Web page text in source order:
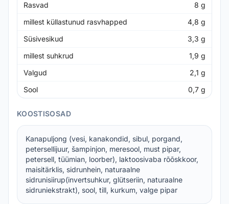
Rasvad
8 g
millest küllastunud rasvhapped
4,8 g
Süsivesikud
3,3 g
millest suhkrud
1,9 g
Valgud
2,1 g
Sool
0,7 g
KOOSTISOSAD
Kanapuljong (vesi, kanakondid, sibul, porgand,
petersellijuur, šampinjon, meresool, must pipar,
petersell, tüümian, loorber), laktoosivaba rõõskkoor,
maisitärklis, sidrunhein, naturaalne
sidrunisiirup(invertsuhkur, glütseriin, naturaalne
sidruniekstrakt), sool, till, kurkum, valge pipar